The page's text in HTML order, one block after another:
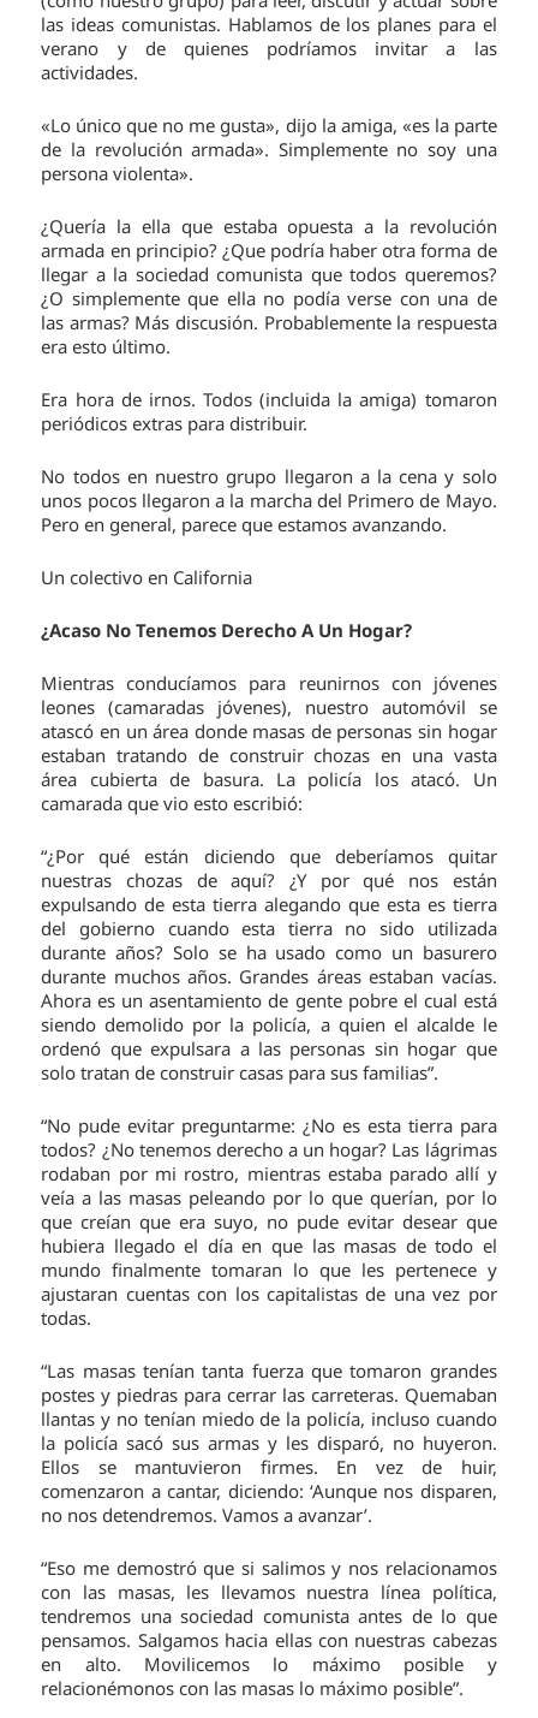
las ideas comunistas. Hablamos de los planes para el
verano y de quienes podríamos invitar a las
actividades.
«Lo único que no me gusta», dijo la amiga, «es la parte
de la revolución armada». Simplemente no soy una
persona violenta».
¿Quería la ella que estaba opuesta a la revolución
armada en principio? ¿Que podría haber otra forma de
llegar a la sociedad comunista que todos queremos?
¿O simplemente que ella no podía verse con una de
las armas? Más discusión. Probablemente la respuesta
era esto último.
Era hora de irnos. Todos (incluida la amiga) tomaron
periódicos extras para distribuir.
No todos en nuestro grupo llegaron a la cena y solo
unos pocos llegaron a la marcha del Primero de Mayo.
Pero en general, parece que estamos avanzando.
Un colectivo en California
¿Acaso No Tenemos Derecho A Un Hogar?
Mientras conducíamos para reunirnos con jóvenes
leones (camaradas jóvenes), nuestro automóvil se
atascó en un área donde masas de personas sin hogar
estaban tratando de construir chozas en una vasta
área cubierta de basura. La policía los atacó. Un
camarada que vio esto escribió:
“¿Por qué están diciendo que deberíamos quitar
nuestras chozas de aquí? ¿Y por qué nos están
expulsando de esta tierra alegando que esta es tierra
del gobierno cuando esta tierra no sido utilizada
durante años? Solo se ha usado como un basurero
durante muchos años. Grandes áreas estaban vacías.
Ahora es un asentamiento de gente pobre el cual está
siendo demolido por la policía, a quien el alcalde le
ordenó que expulsara a las personas sin hogar que
solo tratan de construir casas para sus familias”.
“No pude evitar preguntarme: ¿No es esta tierra para
todos? ¿No tenemos derecho a un hogar? Las lágrimas
rodaban por mi rostro, mientras estaba parado allí y
veía a las masas peleando por lo que querían, por lo
que creían que era suyo, no pude evitar desear que
hubiera llegado el día en que las masas de todo el
mundo finalmente tomaran lo que les pertenece y
ajustaran cuentas con los capitalistas de una vez por
todas.
“Las masas tenían tanta fuerza que tomaron grandes
postes y piedras para cerrar las carreteras. Quemaban
llantas y no tenían miedo de la policía, incluso cuando
la policía sacó sus armas y les disparó, no huyeron.
Ellos se mantuvieron firmes. En vez de huir,
comenzaron a cantar, diciendo: ‘Aunque nos disparen,
no nos detendremos. Vamos a avanzar’.
“Eso me demostró que si salimos y nos relacionamos
con las masas, les llevamos nuestra línea política,
tendremos una sociedad comunista antes de lo que
pensamos. Salgamos hacia ellas con nuestras cabezas
en alto. Movilicemos lo máximo posible y
relacionémonos con las masas lo máximo posible”.